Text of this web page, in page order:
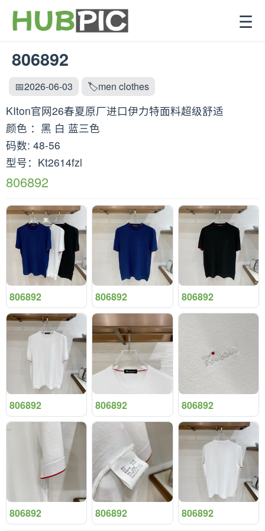
☰
806892
📅2026-06-03 🏷️men clothes
KIton官网26春夏原厂进口伊力特面料超级舒适
颜色 ：黑 白 蓝三色
码数: 48-56
型号：Kt2614fzl
806892
806892 806892 806892
806892 806892 806892
806892 806892 806892